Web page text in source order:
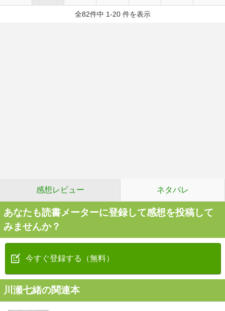
全82件中 1-20 件を表示
感想レビュー ネタバレ
あなたも読書メーターに登録して感想を投稿して
みませんか？
今すぐ登録する（無料）
川瀬七緒の関連本